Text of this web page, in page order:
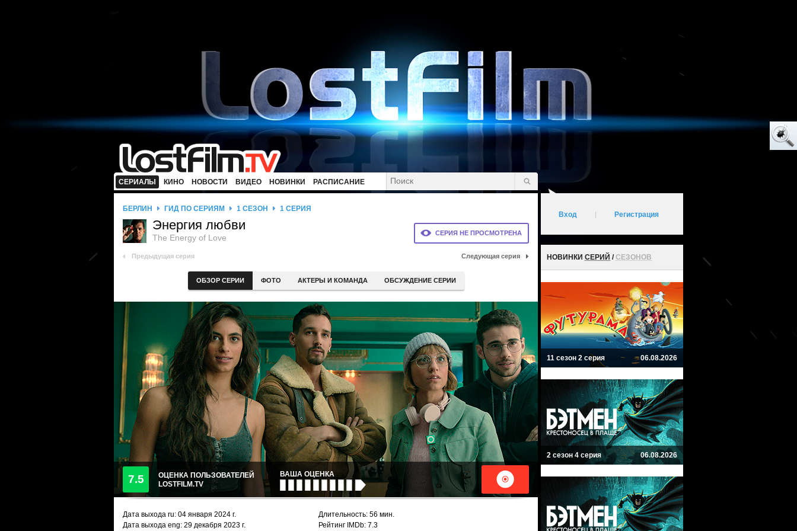
СЕРИАЛЫ КИНО НОВОСТИ ВИДЕО НОВИНКИ РАСПИСАНИЕ
СЕРИЯ НЕ ПРОСМОТРЕНА
БЕРЛИН ГИД ПО СЕРИЯМ 1 СЕЗОН 1 СЕРИЯ
Энергия любви
The Energy of Love
Предыдущая серия Следующая серия
ОБЗОР СЕРИИ ФОТО АКТЕРЫ И КОМАНДА ОБСУЖДЕНИЕ СЕРИИ
7.5
ОЦЕНКА ПОЛЬЗОВАТЕЛЕЙ
LOSTFILM.TV
ВАША ОЦЕНКА
Дата выхода ru: 04 января 2024 г.
Дата выхода eng: 29 декабря 2023 г.
Длительность: 56 мин.
Рейтинг IMDb: 7.3
Вход Регистрация
НОВИНКИ СЕРИЙ /СЕЗОНОВ
11 сезон 2 серия 06.08.2026
2 сезон 4 серия 06.08.2026